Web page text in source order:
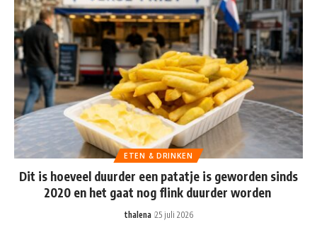
ETEN & DRINKEN
Dit is hoeveel duurder een patatje is geworden sinds
2020 en het gaat nog flink duurder worden
thalena 25 juli 2026